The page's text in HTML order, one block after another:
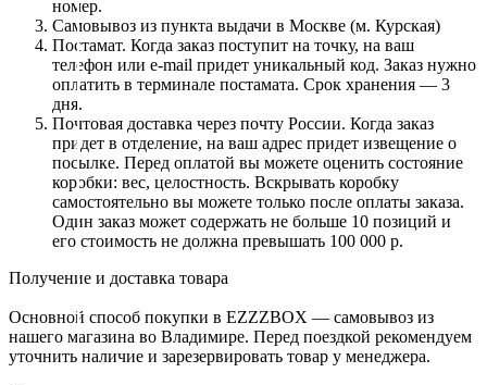
номер.
Самовывоз из пункта выдачи в Москве (м. Курская)
Постамат. Когда заказ поступит на точку, на ваш
телефон или e-mail придет уникальный код. Заказ нужно
оплатить в терминале постамата. Срок хранения — 3
дня.
Почтовая доставка через почту России. Когда заказ
придет в отделение, на ваш адрес придет извещение о
посылке. Перед оплатой вы можете оценить состояние
коробки: вес, целостность. Вскрывать коробку
самостоятельно вы можете только после оплаты заказа.
Один заказ может содержать не больше 10 позиций и
его стоимость не должна превышать 100 000 р.
Получение и доставка товара
Основной способ покупки в EZZZBOX — самовывоз из
нашего магазина во Владимире. Перед поездкой рекомендуем
уточнить наличие и зарезервировать товар у менеджера.